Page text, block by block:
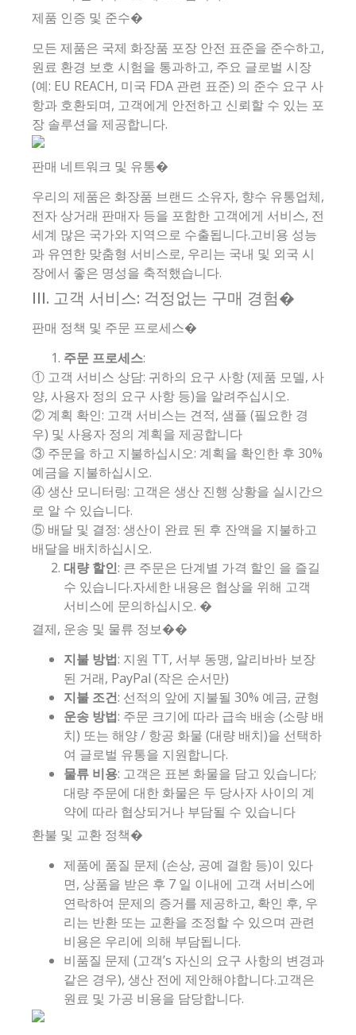
제품 인증 및 준수�
모든 제품은 국제 화장품 포장 안전 표준을 준수하고,
원료 환경 보호 시험을 통과하고, 주요 글로벌 시장
(예: EU REACH, 미국 FDA 관련 표준) 의 준수 요구 사
항과 호환되며, 고객에게 안전하고 신뢰할 수 있는 포
장 솔루션을 제공합니다.
판매 네트워크 및 유통�
우리의 제품은 화장품 브랜드 소유자, 향수 유통업체,
전자 상거래 판매자 등을 포함한 고객에게 서비스, 전
세계 많은 국가와 지역으로 수출됩니다.고비용 성능
과 유연한 맞춤형 서비스로, 우리는 국내 및 외국 시
장에서 좋은 명성을 축적했습니다.
III. 고객 서비스: 걱정없는 구매 경험�️
판매 정책 및 주문 프로세스�
주문 프로세스:
① 고객 서비스 상담: 귀하의 요구 사항 (제품 모델, 사
양, 사용자 정의 요구 사항 등)을 알려주십시오.
② 계획 확인: 고객 서비스는 견적, 샘플 (필요한 경
우) 및 사용자 정의 계획을 제공합니다
③ 주문을 하고 지불하십시오: 계획을 확인한 후 30%
예금을 지불하십시오.
④ 생산 모니터링: 고객은 생산 진행 상황을 실시간으
로 알 수 있습니다.
⑤ 배달 및 결정: 생산이 완료 된 후 잔액을 지불하고
배달을 배치하십시오.
대량 할인: 큰 주문은 단계별 가격 할인 을 즐길
수 있습니다.자세한 내용은 협상을 위해 고객
서비스에 문의하십시오. �
결제, 운송 및 물류 정보��
지불 방법: 지원 TT, 서부 동맹, 알리바바 보장
된 거래, PayPal (작은 순서만)
지불 조건: 선적의 앞에 지불될 30% 예금, 균형
운송 방법: 주문 크기에 따라 급속 배송 (소량 배
치) 또는 해양 / 항공 화물 (대량 배치)을 선택하
여 글로벌 유통을 지원합니다.
물류 비용: 고객은 표본 화물을 담고 있습니다;
대량 주문에 대한 화물은 두 당사자 사이의 계
약에 따라 협상되거나 부담될 수 있습니다
환불 및 교환 정책�
제품에 품질 문제 (손상, 공예 결함 등)이 있다
면, 상품을 받은 후 7 일 이내에 고객 서비스에
연락하여 문제의 증거를 제공하고, 확인 후, 우
리는 반환 또는 교환을 조정할 수 있으며 관련
비용은 우리에 의해 부담됩니다.
비품질 문제 (고객’s 자신의 요구 사항의 변경과
같은 경우), 생산 전에 제안해야합니다.고객은
원료 및 가공 비용을 담당합니다.